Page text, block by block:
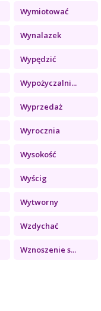
Wymiotować
Wynalazek
Wypędzić
Wypożyczalni...
Wyprzedaż
Wyrocznia
Wysokość
Wyścig
Wytworny
Wzdychać
Wznoszenie s...